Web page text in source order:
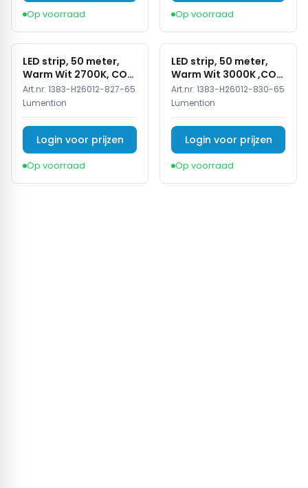
Op voorraad Op voorraad
LED strip, 50 meter,
Warm Wit 2700K, COB,
High Voltage, 50
meter, 220V, IP65
Art.nr: 1383-H26012-827-65
Lumention
Login voor prijzen
Op voorraad
LED strip, 50 meter,
Warm Wit 3000K ,COB,
High Voltage, 220V,
IP65
Art.nr: 1383-H26012-830-65
Lumention
Login voor prijzen
Op voorraad